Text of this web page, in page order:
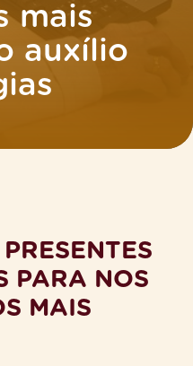
mais
auxílio
PARA NOS
MAIS